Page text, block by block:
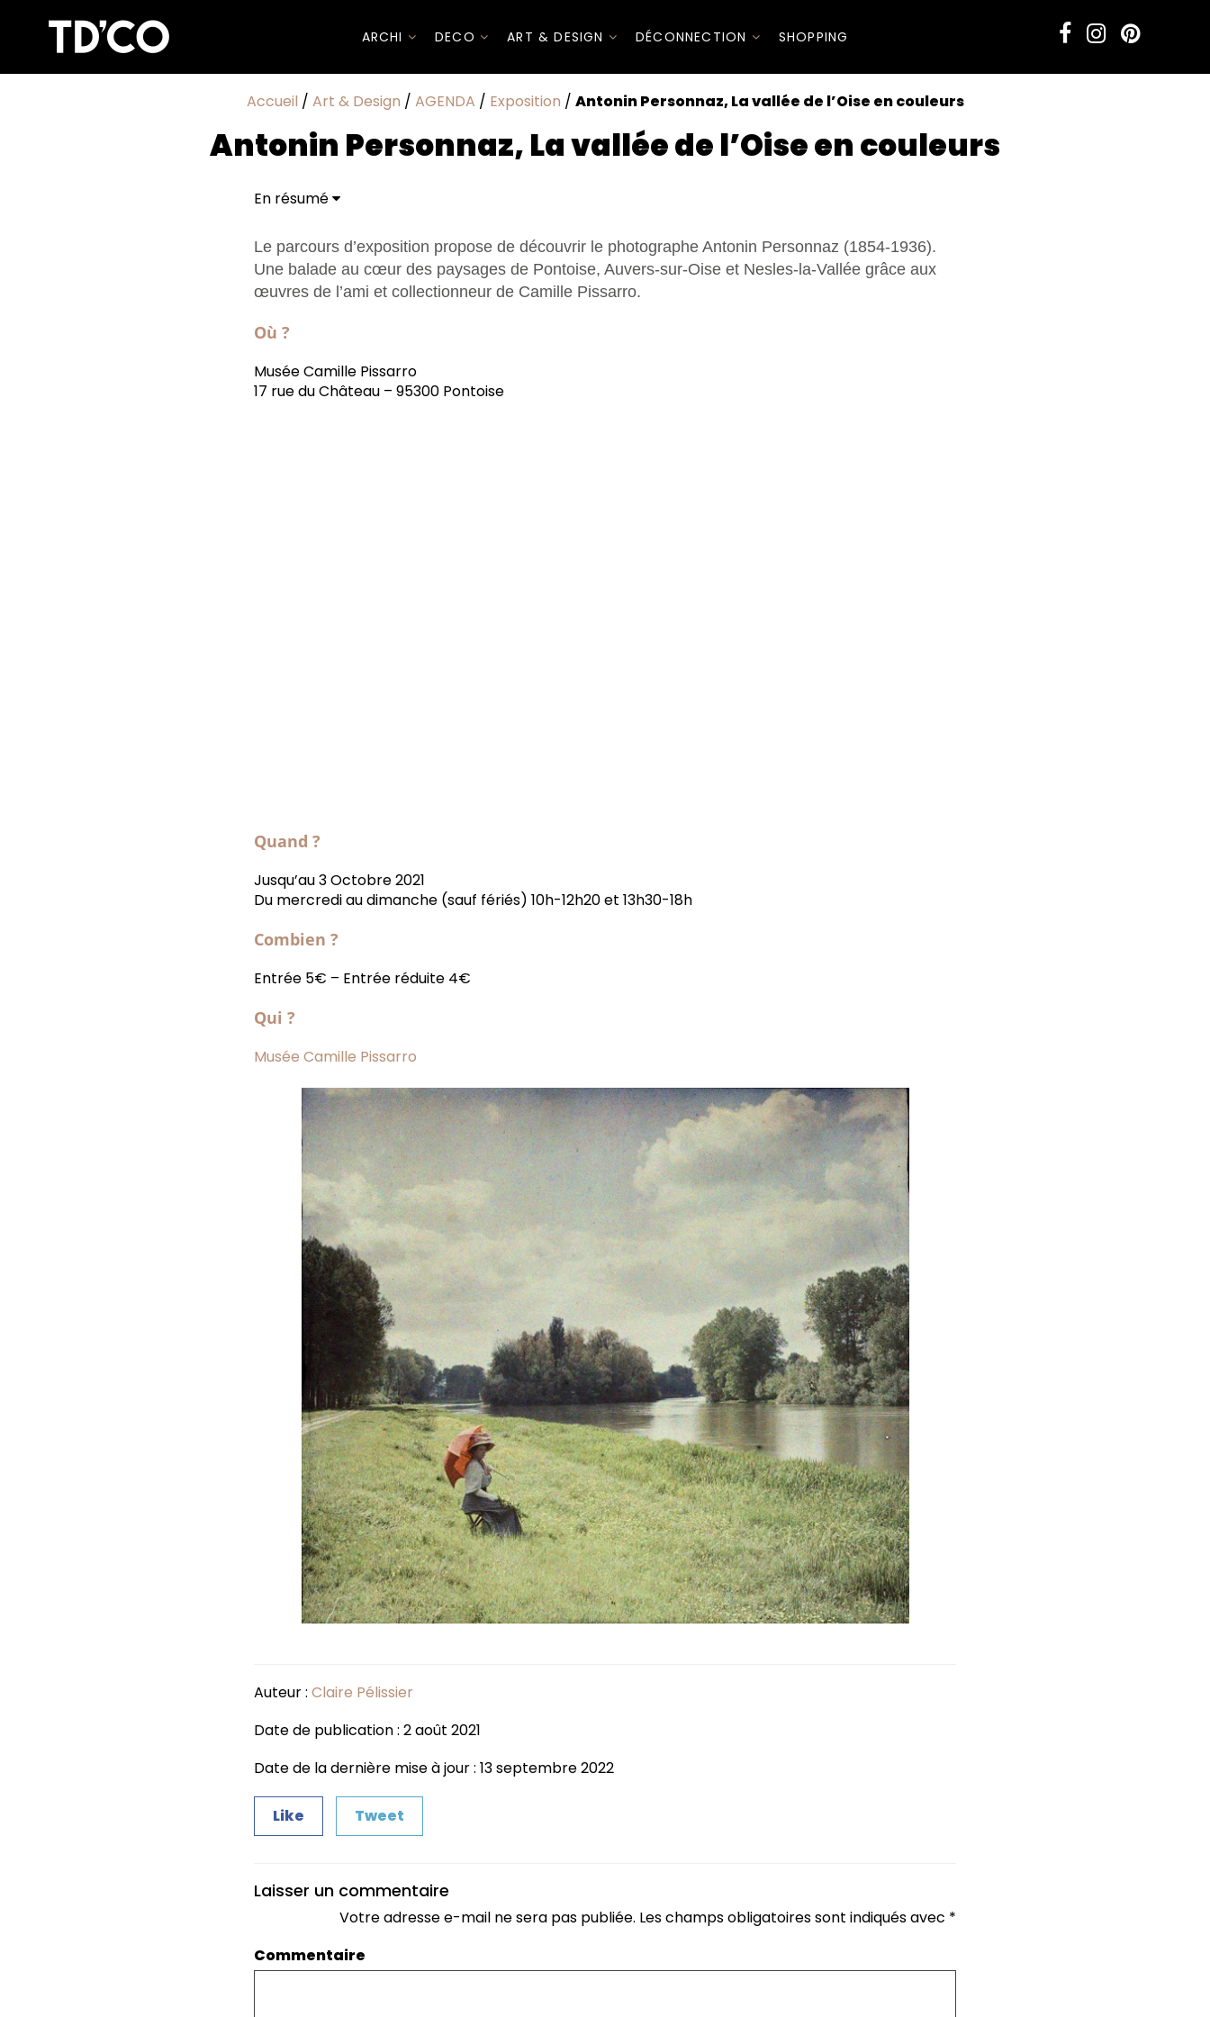
ARCHI DECO ART & DESIGN DÉCONNECTION SHOPPING
Accueil / Art & Design / AGENDA / Exposition / Antonin Personnaz, La vallée de l’Oise en couleurs
Antonin Personnaz, La vallée de l’Oise en couleurs
En résumé
Le parcours d’exposition propose de découvrir le photographe Antonin Personnaz (1854-1936).
Une balade au cœur des paysages de Pontoise, Auvers-sur-Oise et Nesles-la-Vallée grâce aux
œuvres de l’ami et collectionneur de Camille Pissarro.
Où ?
Musée Camille Pissarro
17 rue du Château – 95300 Pontoise
Quand ?
Jusqu’au 3 Octobre 2021
Du mercredi au dimanche (sauf fériés) 10h-12h20 et 13h30-18h
Combien ?
Entrée 5€ – Entrée réduite 4€
Qui ?
Musée Camille Pissarro
Auteur : Claire Pélissier
Date de publication : 2 août 2021
Date de la dernière mise à jour : 13 septembre 2022
Like Tweet
Laisser un commentaire
Votre adresse e-mail ne sera pas publiée. Les champs obligatoires sont indiqués avec *
Commentaire